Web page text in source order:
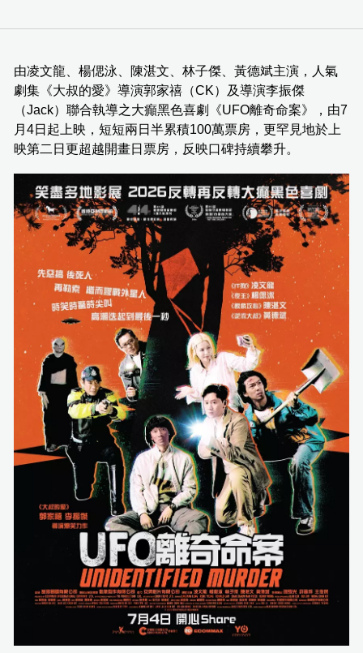
由凌文龍、楊偲泳、陳湛文、林子傑、黃德斌主演，人氣
劇集《大叔的愛》導演郭家禧（CK）及導演李振傑
（Jack）聯合執導之大癲黑色喜劇《UFO離奇命案》，由7
月4日起上映，短短兩日半累積100萬票房，更罕見地於上
映第二日更超越開畫日票房，反映口碑持續攀升。